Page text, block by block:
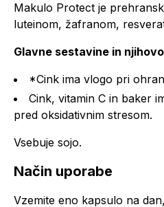
Makulo Protect je
luteinom, žafranom,
Glavne sestavine in
*Cink ima vlogo pri
Cink, vitamin C in baker
pred oksidativnim stresom.
Vsebuje sojo.
Način uporabe
Vzemite eno kapsulo na